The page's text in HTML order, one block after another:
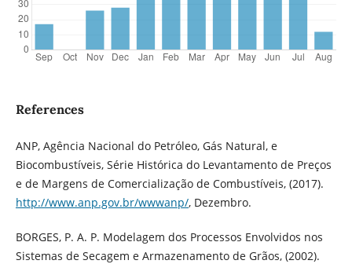
References
ANP, Agência Nacional do Petróleo, Gás Natural, e
Biocombustíveis, Série Histórica do Levantamento de Preços
e de Margens de Comercialização de Combustíveis, (2017).
http://www.anp.gov.br/wwwanp/, Dezembro.
BORGES, P. A. P. Modelagem dos Processos Envolvidos nos
Sistemas de Secagem e Armazenamento de Grãos, (2002).